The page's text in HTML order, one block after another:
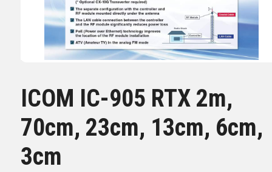
ICOM IC-905 RTX 2m,
70cm, 23cm, 13cm, 6cm,
3cm